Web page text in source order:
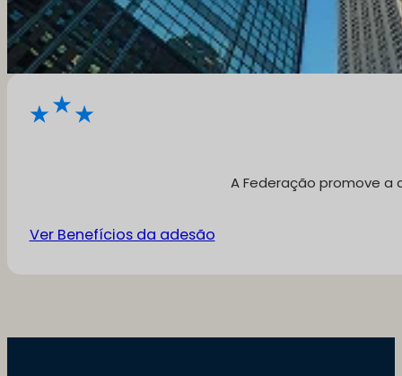
A Federação promove a
Ver Benefícios da adesão